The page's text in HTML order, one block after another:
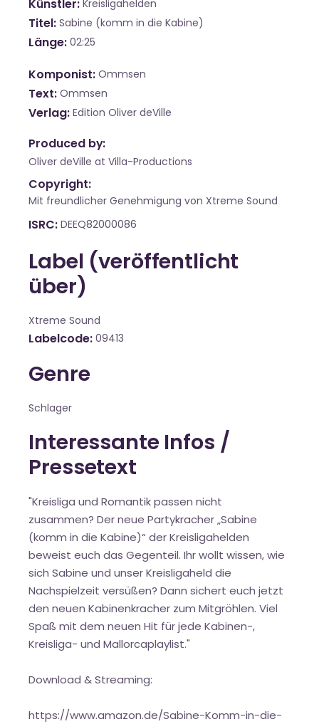
Künstler Kreisligahelden
Titel Sabine (komm in die Kabine)
Länge 02:25
Komponist Ommsen
Text Ommsen
Verlag Edition Oliver deVille
Produced by:
Oliver deVille at Villa-Productions
Copyright:
Mit freundlicher Genehmigung von Xtreme Sound
ISRC DEEQ82000086
Label (veröffentlicht
über)
Xtreme Sound
Labelcode 09413
Genre
Schlager
Interessante Infos /
Pressetext
"Kreisliga und Romantik passen nicht
zusammen? Der neue Partykracher „Sabine
(komm in die Kabine)“ der Kreisligahelden
beweist euch das Gegenteil. Ihr wollt wissen, wie
sich Sabine und unser Kreisligaheld die
Nachspielzeit versüßen? Dann sichert euch jetzt
den neuen Kabinenkracher zum Mitgröhlen. Viel
Spaß mit dem neuen Hit für jede Kabinen-,
Kreisliga- und Mallorcaplaylist."
Download & Streaming:
https://www.amazon.de/Sabine-Komm-in-die-